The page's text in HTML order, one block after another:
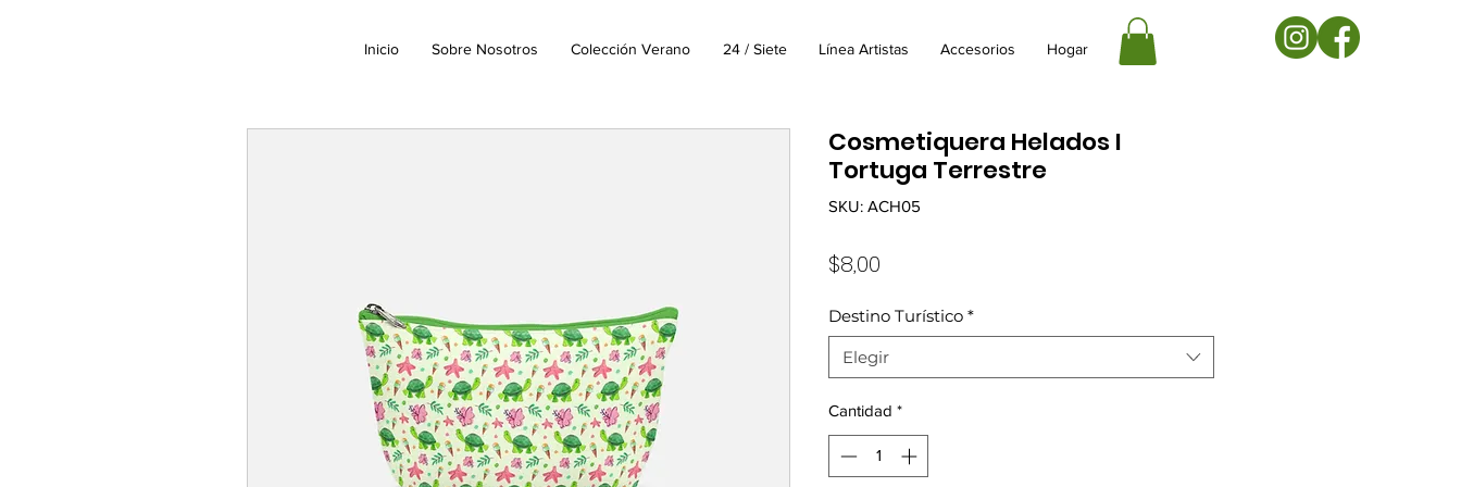
Inicio Sobre Nosotros Colección Verano 24 / Siete Línea Artistas Accesorios Hogar
Cosmetiquera Helados I
Tortuga Terrestre
SKU: ACH05
$8,00
Destino Turístico *
Elegir
Cantidad *